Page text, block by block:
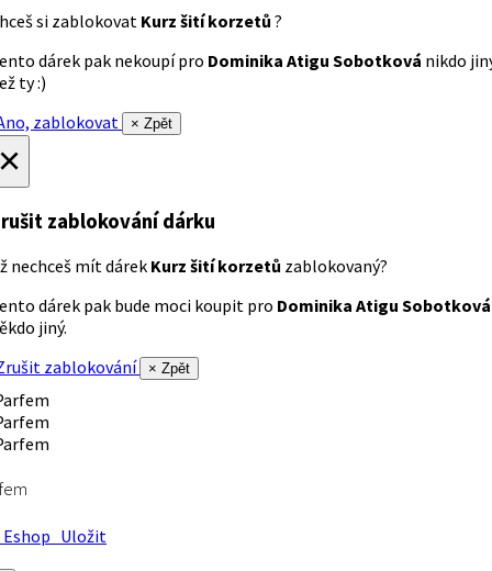
si zablokovat Kurz šití korzetů ?
dárek pak nekoupí pro Dominika Atigu Sobotková nikdo
ty :)
zablokovat
× Zpět
zablokování dárku
nechceš mít dárek Kurz šití korzetů zablokovaný?
dárek pak bude moci koupit pro Dominika Atigu Sobotková
jiný.
zablokování
× Zpět
Uložit